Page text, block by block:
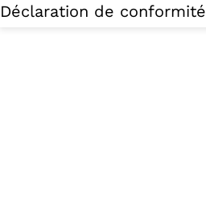
Déclaration de conformité